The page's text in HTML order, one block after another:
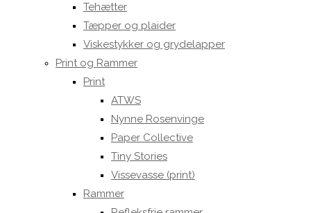
Tehætter
Tæpper og plaider
Viskestykker og grydelapper
Print og Rammer
Print
ATWS
Nynne Rosenvinge
Paper Collective
Tiny Stories
Vissevasse (print)
Rammer